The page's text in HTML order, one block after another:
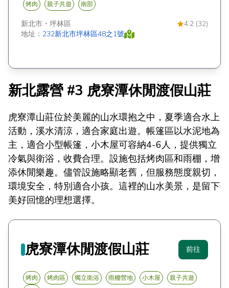
烤肉 親子共遊 南部
新北市 ・ 坪林區
4.2 (32)
地址： 232新北市坪林區48之1號
新北露營 #3 虎寮潭休閒渡假山莊
虎寮潭山莊位於美麗的山水環抱之中，夏季適合水上
活動，溪水清涼，適合家庭出遊。帳篷區以水泥地為
主，適合小型帳篷，小木屋可容納4-6人，提供獨立
冷氣與衛浴，收費合理。設施包括烤肉區和雨棚，增
添休閒樂趣。儘管設施略顯老舊，但服務態度親切，
環境安全，特別適合小孩。這裡的山水美景，是留下
美好回憶的理想選擇。
虎寮潭休閒渡假山莊 前往
烤肉 烤肉區 獨立衛浴 雨棚營地 小木屋
親子共遊